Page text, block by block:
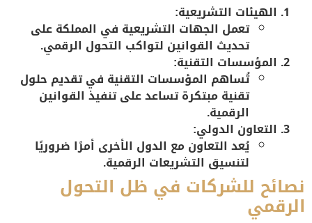
الهيئات التشريعية:
تعمل الجهات التشريعية في المملكة على
تحديث القوانين لتواكب التحول الرقمي.
المؤسسات التقنية:
تُساهم المؤسسات التقنية في تقديم حلول
تقنية مبتكرة تساعد على تنفيذ القوانين
الرقمية.
التعاون الدولي:
يُعد التعاون مع الدول الأخرى أمرًا ضروريًا
لتنسيق التشريعات الرقمية.
نصائح للشركات في ظل التحول
الرقمي